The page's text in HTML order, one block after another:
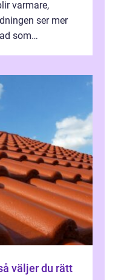
varmare,
ser mer
som